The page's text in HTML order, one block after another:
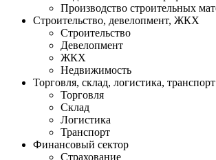
Производство строительных
Строительство, девелопмент, ЖКХ
Строительство
Девелопмент
ЖКХ
Недвижимость
Торговля, склад, логистика, транспорт
Торговля
Cклад
Логистика
Транспорт
Финансовый сектор
Страхование